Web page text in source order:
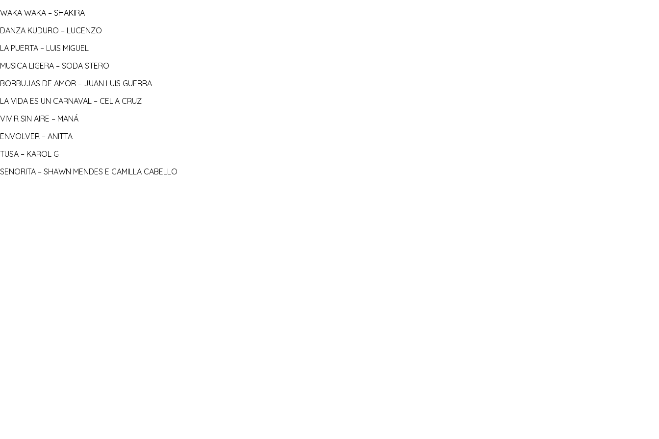
WAKA WAKA – SHAKIRA
DANZA KUDURO – LUCENZO
LA PUERTA – LUIS MIGUEL
MUSICA LIGERA – SODA STERO
BORBUJAS DE AMOR – JUAN LUIS GUERRA
LA VIDA ES UN CARNAVAL – CELIA CRUZ
VIVIR SIN AIRE – MANÁ
ENVOLVER – ANITTA
TUSA – KAROL G
SENORITA – SHAWN MENDES E CAMILLA CABELLO